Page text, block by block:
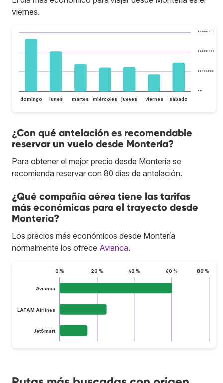
viernes.
$ 0
$ 1.000.000
$ 2.000.000
$ 3.000.000
domingo lunes martes miércoles jueves viernes sábado
¿Con qué antelación es recomendable
reservar un vuelo desde Montería?
Para obtener el mejor precio desde Montería se
recomienda reservar con 80 días de antelación.
¿Qué compañía aérea tiene las tarifas
más económicas para el trayecto desde
Montería?
Los precios más económicos desde Montería
normalmente los ofrece Avianca.
0 % 20 % 40 % 60 % 80 %
Avianca
LATAM Airlines
JetSmart